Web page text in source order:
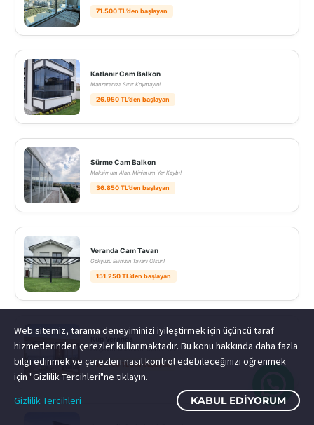
71.500 TL’den başlayan
Katlanır Cam Balkon
Manzaranıza Sınır Koymayın!
26.950 TL’den başlayan
Sürme Cam Balkon
Maksimum Alan, Minimum Yer Kaybı!
36.850 TL’den başlayan
Veranda Cam Tavan
Gökyüzü Evinizin Tavanı Olsun!
151.250 TL’den başlayan
Küp Veranda
Bahçenizdeki Modern Yaşam Üssü!
167.750 TL’den başlayan
Web sitemiz, tarama deneyiminizi iyileştirmek için üçüncü taraf
hizmetlerinden çerezler kullanmaktadır. Bu konu hakkında daha fazla
bilgi edinmek ve çerezleri nasıl kontrol edebileceğinizi öğrenmek
için "Gizlilik Tercihleri"ne tıklayın.
Gizlilik Tercihleri
KABUL EDIYORUM